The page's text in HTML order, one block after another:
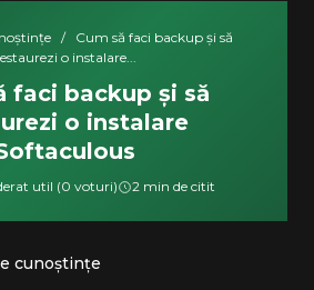
/
Cum să faci backup și să
o instalare...
faci backup și să
o instalare
util (0 voturi) 2 min de citit
cunoștințe